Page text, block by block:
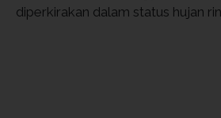
diperkirakan dalam status hujan